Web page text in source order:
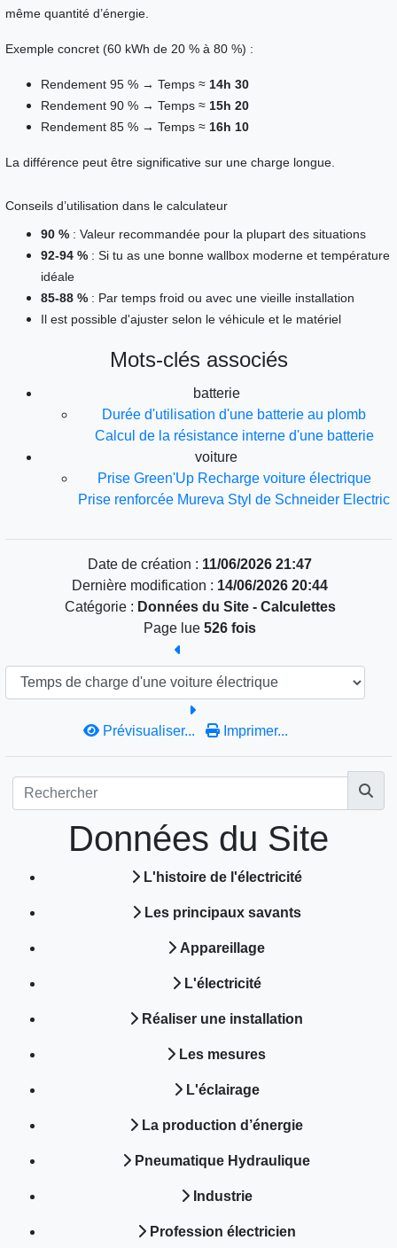
Données du Site
L'histoire de l'électricité
Les principaux savants
Appareillage
L'électricité
Réaliser une installation
Les mesures
L'éclairage
La production d’énergie
Pneumatique Hydraulique
Industrie
Profession électricien
même quantité d’énergie.
Exemple concret (60 kWh de 20 % à 80 %) :
Rendement 95 % → Temps ≈ 14h 30
Rendement 90 % → Temps ≈ 15h 20
Rendement 85 % → Temps ≈ 16h 10
La différence peut être significative sur une charge longue.
Conseils d’utilisation dans le calculateur
90 % : Valeur recommandée pour la plupart des situations
92-94 % : Si tu as une bonne wallbox moderne et température
idéale
85-88 % : Par temps froid ou avec une vieille installation
Il est possible d'ajuster selon le véhicule et le matériel
Mots-clés associés
batterie
Durée d'utilisation d'une batterie au plomb
Calcul de la résistance interne d'une batterie
voiture
Prise Green'Up Recharge voiture électrique
Prise renforcée Mureva Styl de Schneider Electric
Date de création : 11/06/2026 21:47
Dernière modification : 14/06/2026 20:44
Catégorie : Données du Site - Calculettes
Page lue 526 fois
Prévisualiser... Imprimer...